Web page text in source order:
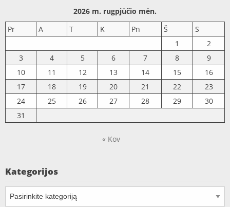
2026 m. rugpjūčio mėn.
Pr
A T K Pn Š
S
1
2
3
4 5 6 7 8
9
10
11 12 13 14 15
16
17
18 19 20 21 22
23
24
25 26 27 28 29
30
31
« Kov
Kategorijos